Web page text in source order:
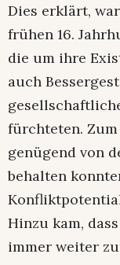
Dies erklärt,
frühen 16.
die um ihre
auch
fürchteten.
genügend von
behalten
Hinzu kam,
immer weiter